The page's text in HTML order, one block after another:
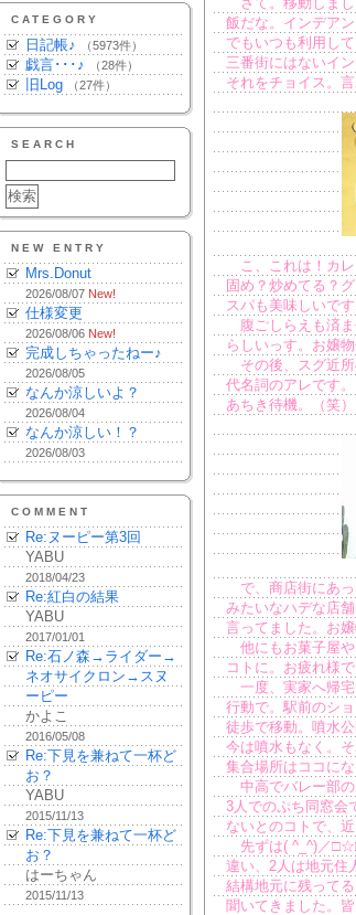
CATEGORY
日記帳♪ （5973件）
戯言･･･♪ （28件）
旧Log （27件）
SEARCH
NEW ENTRY
Mrs.Donut
2026/08/07 New!
仕様変更
2026/08/06 New!
完成しちゃったねー♪
2026/08/05
なんか涼しいよ？
2026/08/04
なんか涼しい！？
2026/08/03
COMMENT
Re:ヌーピー第3回
YABU
2018/04/23
Re:紅白の結果
YABU
2017/01/01
Re:石ノ森→ライダー→
ネオサイクロン→スヌ
ーピー
かよこ
2016/05/08
Re:下見を兼ねて一杯ど
お？
YABU
2015/11/13
Re:下見を兼ねて一杯ど
お？
はーちゃん
2015/11/13
飯だな。インデア
でもいつも利用し
三番街にはないイ
それをチョイス。
こ、これは！カ
固め？炒めてる？
スパも美味しいです
腹ごしらえも済ま
らしいっす。お嬢
その後、スグ近所
代名詞のアレです
あちき待機。（笑
で、商店街にあっ
みたいなハデな店
言ってました。お
他にもお菓子屋や
コトに。お疲れ様で
一度、実家へ帰宅
行動で。駅前のシ
徒歩で移動。噴水
今は噴水もなく。
集合場所はココに
中高でバレー部の
3人でのぷち同窓会
ないとのコトで、近
先ずは( ^_^)／
違い、2人は地元住
結構地元に残って
聞いてきました。